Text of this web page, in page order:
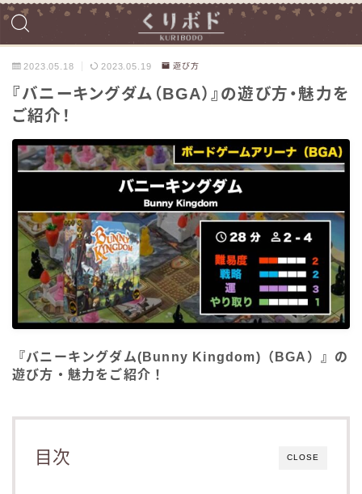
2023.05.18 2023.05.19 遊び方
『バニーキングダム（BGA）』の遊び方・魅力を
ご紹介！
『バニーキングダム(Bunny Kingdom)（BGA）』の
遊び方・魅力をご紹介！
CLOSE
目次